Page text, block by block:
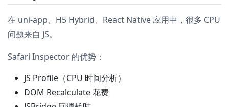
在 uni-app、H5 Hybrid、React Native 应用中，很多 CPU
问题来自 JS。
Safari Inspector 的优势：
JS Profile（CPU 时间分析）
DOM Recalculate 花费